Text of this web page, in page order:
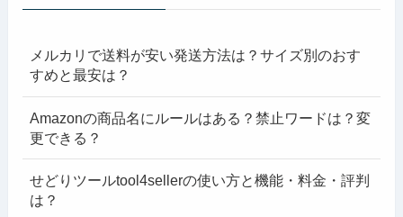
メルカリで送料が安い発送方法は？サイズ別のおす
すめと最安は？
Amazonの商品名にルールはある？禁止ワードは？変
更できる？
せどりツールtool4sellerの使い方と機能・料金・評判
は？